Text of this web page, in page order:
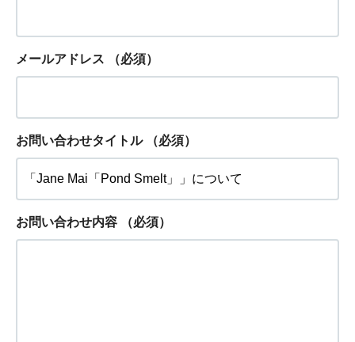
メールアドレス （必須）
お問い合わせタイトル （必須）
お問い合わせ内容 （必須）